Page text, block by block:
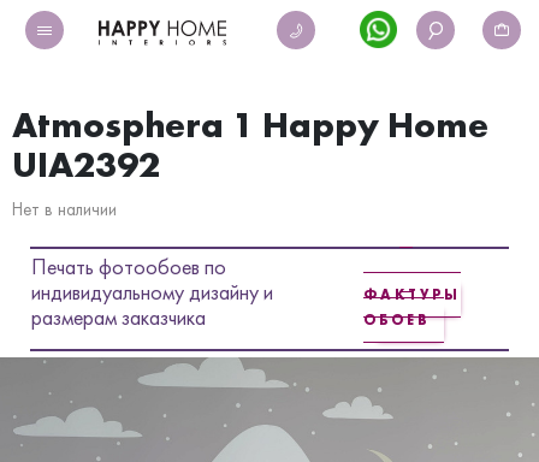
Atmosphera 1 Happy Home
UIA2392
Нет в наличии
Печать фотообоев по
индивидуальному дизайну и
размерам заказчика
ФАКТУРЫ
ОБОЕВ